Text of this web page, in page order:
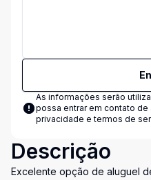
As informações serão
possa entrar em contato de
privacidade e termos de
Descrição
Excelente opção de aluguel